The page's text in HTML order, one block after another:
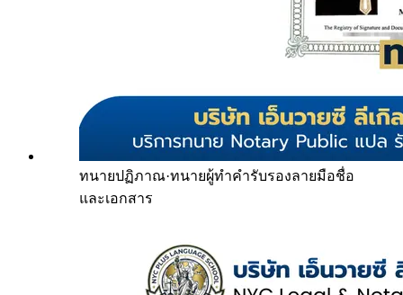
ทนายปฏิภาณ·ทนายผู้ทำคำรับรองลายมือชื่อ
และเอกสาร